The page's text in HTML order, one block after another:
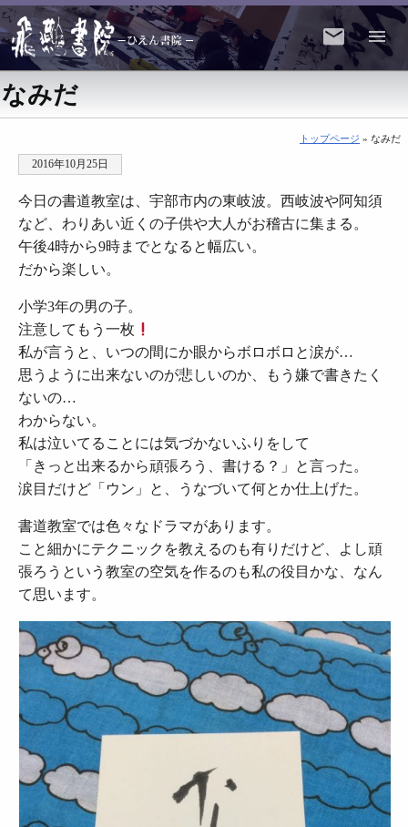
なみだ
トップページ » なみだ
2016年10月25日
今日の書道教室は、宇部市内の東岐波。西岐波や阿知須
など、わりあい近くの子供や大人がお稽古に集まる。
午後4時から9時までとなると幅広い。
だから楽しい。
小学3年の男の子。
注意してもう一枚
私が言うと、いつの間にか眼からボロボロと涙が…
思うように出来ないのが悲しいのか、もう嫌で書きたく
ないの…
わからない。
私は泣いてることには気づかないふりをして
「きっと出来るから頑張ろう、書ける？」と言った。
涙目だけど「ウン」と、うなづいて何とか仕上げた。
書道教室では色々なドラマがあります。
こと細かにテクニックを教えるのも有りだけど、よし頑
張ろうという教室の空気を作るのも私の役目かな、なん
て思います。